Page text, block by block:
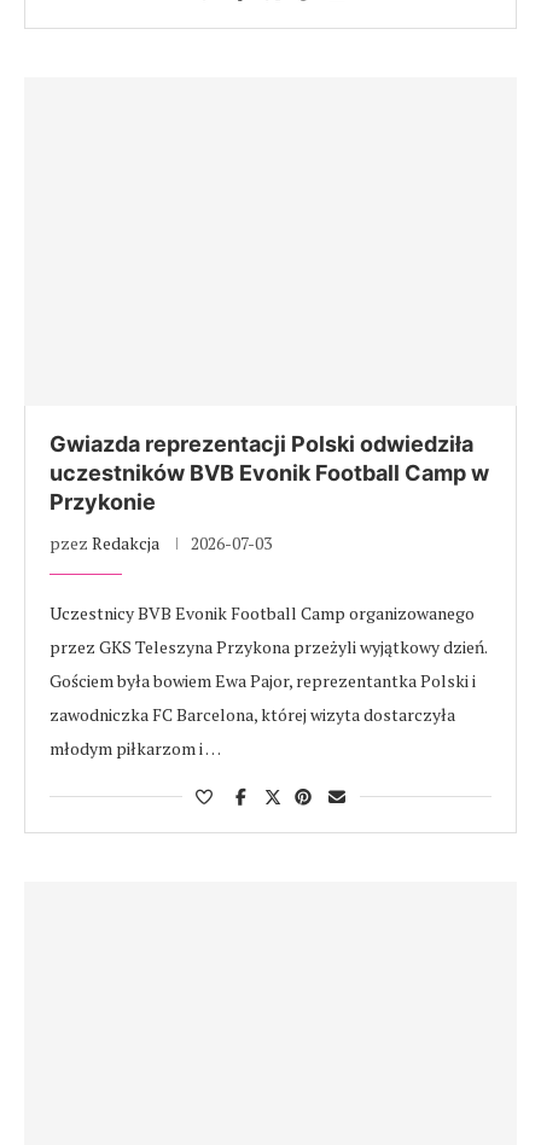
Gwiazda reprezentacji Polski odwiedziła
uczestników BVB Evonik Football Camp w
Przykonie
pzez Redakcja 2026-07-03
Uczestnicy BVB Evonik Football Camp organizowanego
przez GKS Teleszyna Przykona przeżyli wyjątkowy dzień.
Gościem była bowiem Ewa Pajor, reprezentantka Polski i
zawodniczka FC Barcelona, której wizyta dostarczyła
młodym piłkarzom i …